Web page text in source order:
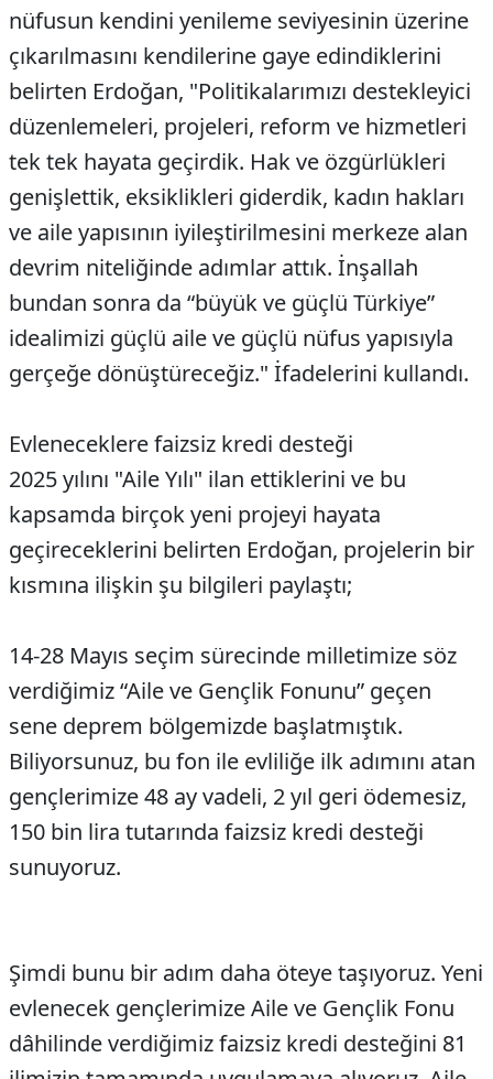
nüfusun kendini yenileme seviyesinin üzerine
çıkarılmasını kendilerine gaye edindiklerini
belirten Erdoğan, "Politikalarımızı destekleyici
düzenlemeleri, projeleri, reform ve hizmetleri
tek tek hayata geçirdik. Hak ve özgürlükleri
genişlettik, eksiklikleri giderdik, kadın hakları
ve aile yapısının iyileştirilmesini merkeze alan
devrim niteliğinde adımlar attık. İnşallah
bundan sonra da “büyük ve güçlü Türkiye”
idealimizi güçlü aile ve güçlü nüfus yapısıyla
gerçeğe dönüştüreceğiz." İfadelerini kullandı.
Evleneceklere faizsiz kredi desteği
2025 yılını "Aile Yılı" ilan ettiklerini ve bu
kapsamda birçok yeni projeyi hayata
geçireceklerini belirten Erdoğan, projelerin bir
kısmına ilişkin şu bilgileri paylaştı;
14-28 Mayıs seçim sürecinde milletimize söz
verdiğimiz “Aile ve Gençlik Fonunu” geçen
sene deprem bölgemizde başlatmıştık.
Biliyorsunuz, bu fon ile evliliğe ilk adımını atan
gençlerimize 48 ay vadeli, 2 yıl geri ödemesiz,
150 bin lira tutarında faizsiz kredi desteği
sunuyoruz.
Şimdi bunu bir adım daha öteye taşıyoruz. Yeni
evlenecek gençlerimize Aile ve Gençlik Fonu
dâhilinde verdiğimiz faizsiz kredi desteğini 81